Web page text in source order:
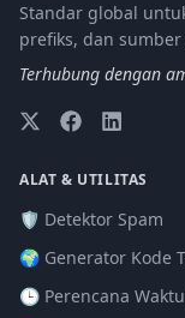
Standar global
prefiks, dan
Terhubung dengan
ALAT & UTILITAS
🛡️ Detektor Spam
🌍 Generator Kode
🕒 Perencana